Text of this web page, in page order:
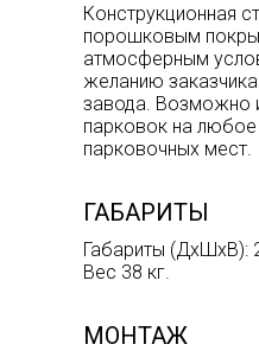
Конструкционная
порошковым
атмосферным
желанию
завода. Возможно
парковок на любое
парковочных мест.
ГАБАРИТЫ
Габариты (ДхШхВ):
Вес 38 кг.
МОНТАЖ